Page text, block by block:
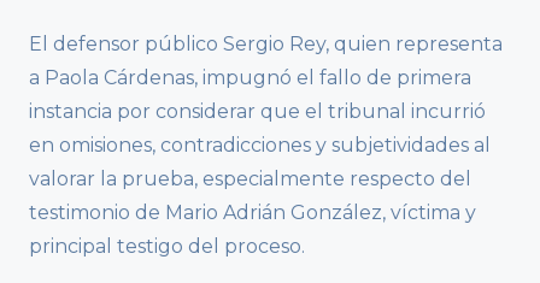
El defensor público Sergio Rey, quien representa
a Paola Cárdenas, impugnó el fallo de primera
instancia por considerar que el tribunal incurrió
en omisiones, contradicciones y subjetividades al
valorar la prueba, especialmente respecto del
testimonio de Mario Adrián González, víctima y
principal testigo del proceso.